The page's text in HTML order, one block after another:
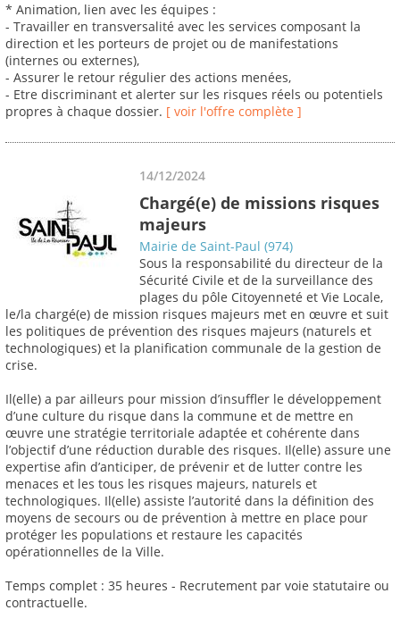
* Animation, lien avec les équipes :
- Travailler en transversalité avec les services composant la
direction et les porteurs de projet ou de manifestations
(internes ou externes),
- Assurer le retour régulier des actions menées,
- Etre discriminant et alerter sur les risques réels ou potentiels
propres à chaque dossier. [ voir l'offre complète ]
14/12/2024
Chargé(e) de missions risques
majeurs
Mairie de Saint-Paul (974)
Sous la responsabilité du directeur de la
Sécurité Civile et de la surveillance des
plages du pôle Citoyenneté et Vie Locale,
le/la chargé(e) de mission risques majeurs met en œuvre et suit
les politiques de prévention des risques majeurs (naturels et
technologiques) et la planification communale de la gestion de
crise.
Il(elle) a par ailleurs pour mission d’insuffler le développement
d’une culture du risque dans la commune et de mettre en
œuvre une stratégie territoriale adaptée et cohérente dans
l’objectif d’une réduction durable des risques. Il(elle) assure une
expertise afin d’anticiper, de prévenir et de lutter contre les
menaces et les tous les risques majeurs, naturels et
technologiques. Il(elle) assiste l’autorité dans la définition des
moyens de secours ou de prévention à mettre en place pour
protéger les populations et restaure les capacités
opérationnelles de la Ville.
Temps complet : 35 heures - Recrutement par voie statutaire ou
contractuelle.